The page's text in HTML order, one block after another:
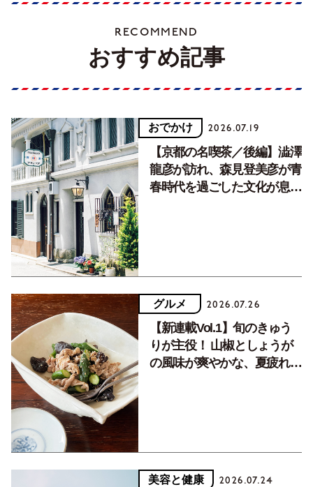
RECOMMEND
おすすめ記事
おでかけ 2026.07.19
【京都の名喫茶／後編】澁澤
龍彦が訪れ、森見登美彦が青
春時代を過ごした文化が息づ
グルメ 2026.07.26
【新連載Vol.1】旬のきゅう
りが主役！ 山椒としょうが
の風味が爽やかな、夏疲れを
美容と健康 2026.07.24